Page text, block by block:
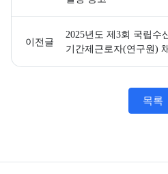
이전글
2025년도 제3회 국립수
기간제근로자(연구원)
목록